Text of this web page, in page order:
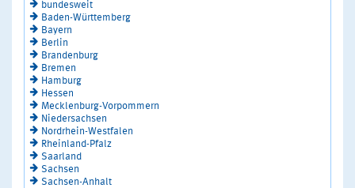
bundesweit
Baden-Württemberg
Bayern
Berlin
Brandenburg
Bremen
Hamburg
Hessen
Mecklenburg-Vorpommern
Niedersachsen
Nordrhein-Westfalen
Rheinland-Pfalz
Saarland
Sachsen
Sachsen-Anhalt